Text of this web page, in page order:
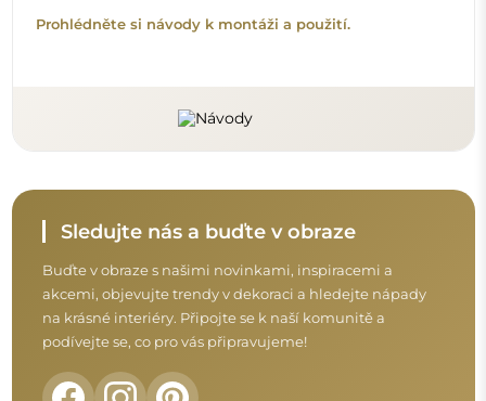
Prohlédněte si návody k montáži a použití.
Sledujte nás a buďte v obraze
Buďte v obraze s našimi novinkami, inspiracemi a
akcemi, objevujte trendy v dekoraci a hledejte nápady
na krásné interiéry. Připojte se k naší komunitě a
podívejte se, co pro vás připravujeme!